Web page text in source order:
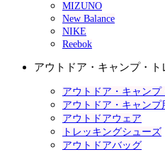
MIZUNO
New Balance
NIKE
Reebok
アウトドア・キャンプ・ト
アウトドア・キャン
アウトドア・キャンプ
アウトドアウェア
トレッキングシューズ
アウトドアバッグ